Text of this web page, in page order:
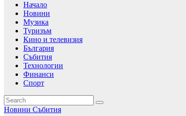
Начало
Новини
Музика
Туризъм
Кино и телевизия
България
Събития
Технологии
Финанси
Спорт
Новини Събития